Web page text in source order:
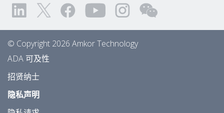
© Copyright 2026 Amkor Technology
ADA 可及性
招贤纳士
隐私声明